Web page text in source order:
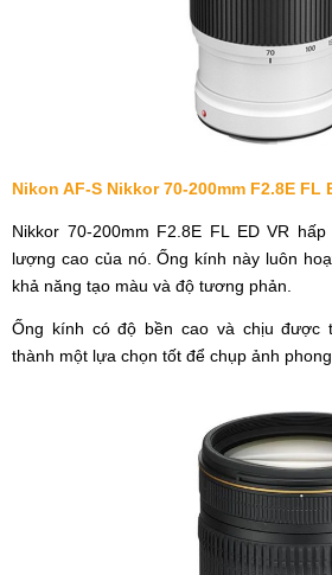
Nikon AF-S Nikkor 70-200mm F2.8E FL
Nikkor 70-200mm F2.8E FL ED VR
lượng cao của nó. Ống kính này luôn
khả năng tạo màu và độ tương phản.
Ống kính có độ bền cao và chịu được
thành một lựa chọn tốt để chụp ảnh